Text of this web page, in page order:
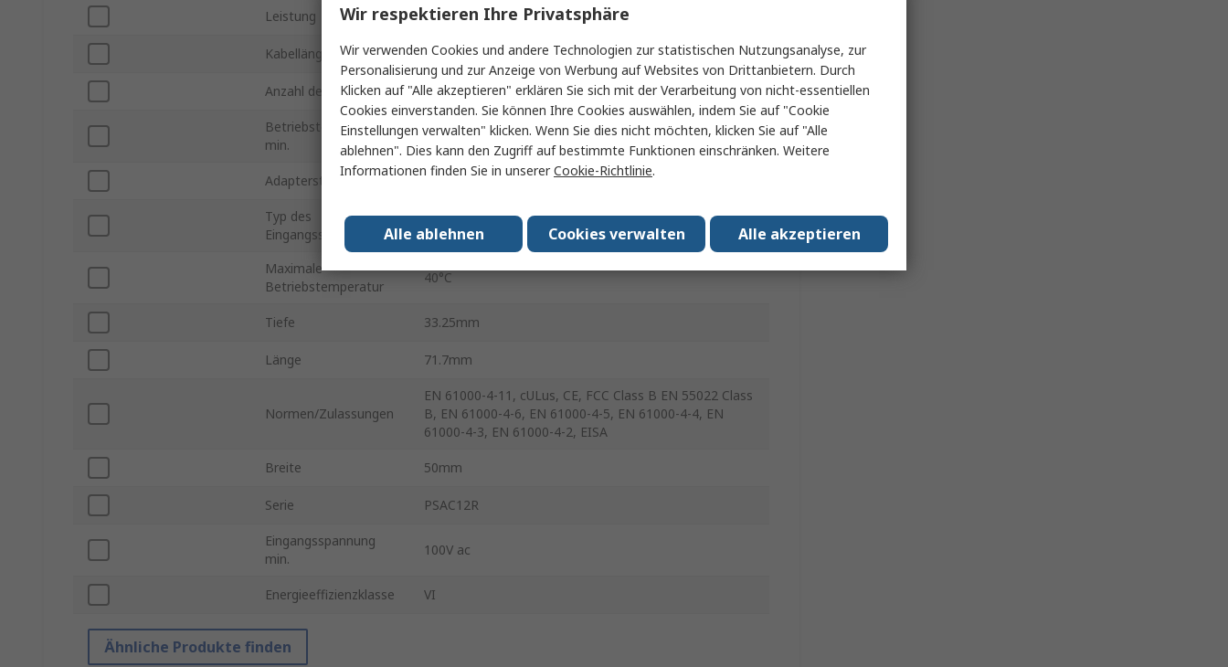
Leistung 12W
Kabellänge 1.5m
Anzahl der Ausgänge 1
Betriebstemperatur
min.
0°C
Adapterstrom 2.4A
Typ des
Eingangssteckers
Universal-Stecker
Maximale
Betriebstemperatur
40°C
Tiefe 33.25mm
Länge 71.7mm
Normen/Zulassungen
EN 61000-4-11, cULus, CE, FCC Class B EN 55022 Class
B, EN 61000-4-6, EN 61000-4-5, EN 61000-4-4, EN
61000-4-3, EN 61000-4-2, EISA
Breite 50mm
Serie PSAC12R
Eingangsspannung
min.
100V ac
Energieeffizienzklasse VI
Ähnliche Produkte finden
Wir respektieren Ihre Privatsphäre
Wir verwenden Cookies und andere Technologien zur statistischen Nutzungsanalyse, zur
Personalisierung und zur Anzeige von Werbung auf Websites von Drittanbietern. Durch
Klicken auf "Alle akzeptieren" erklären Sie sich mit der Verarbeitung von nicht-essentiellen
Cookies einverstanden. Sie können Ihre Cookies auswählen, indem Sie auf "Cookie
Einstellungen verwalten" klicken. Wenn Sie dies nicht möchten, klicken Sie auf "Alle
ablehnen". Dies kann den Zugriff auf bestimmte Funktionen einschränken. Weitere
Informationen finden Sie in unsererCookie-Richtlinie.
Alle akzeptieren
Cookies verwalten
Alle ablehnen